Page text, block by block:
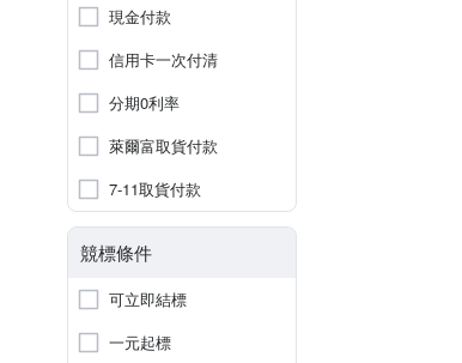
現金付款
信用卡一次付清
分期0利率
萊爾富取貨付款
7-11取貨付款
競標條件
可立即結標
一元起標